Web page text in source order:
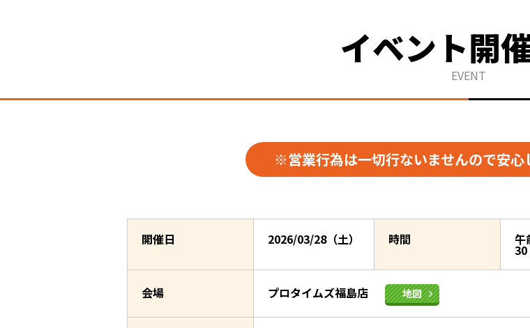
イベント開
EVENT
※営業行為は一切行ないませんので安心
開催日 2026/03/28（土） 時間 午
30
会場 プロタイムズ福島店 地図